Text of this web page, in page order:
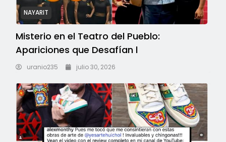
NAYARIT
Misterio en el Teatro del Pueblo:
Apariciones que Desafían l
uranio235 julio 30, 2026